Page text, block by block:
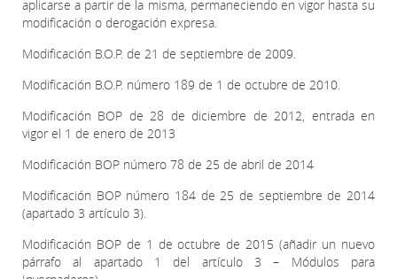
aplicarse a partir de la misma, permaneciendo en vigor hasta su
modificación o derogación expresa.
Modificación B.O.P. de 21 de septiembre de 2009.
Modificación B.O.P. número 189 de 1 de octubre de 2010.
Modificación BOP de 28 de diciembre de 2012, entrada en
vigor el 1 de enero de 2013
Modificación BOP número 78 de 25 de abril de 2014
Modificación BOP número 184 de 25 de septiembre de 2014
(apartado 3 artículo 3).
Modificación BOP de 1 de octubre de 2015 (añadir un nuevo
párrafo al apartado 1 del artículo 3 – Módulos para